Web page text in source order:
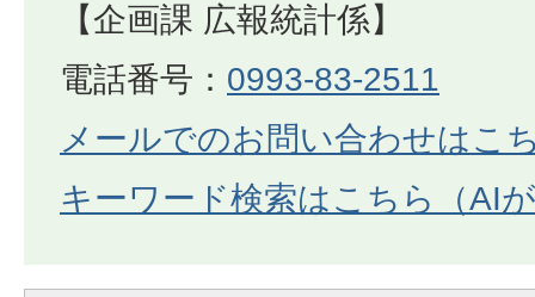
【企画課 広報統計係】
電話番号： 0993-83-2511
メールでのお問い合わせはこ
キーワード検索はこちら（AI